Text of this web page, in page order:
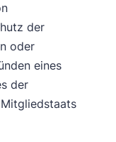
der
oder
eines
der